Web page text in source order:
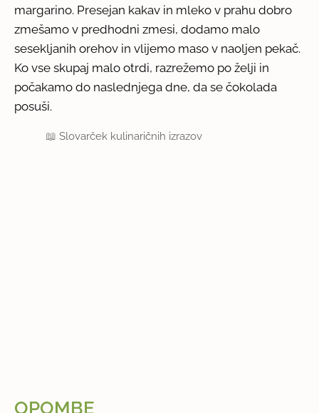
margarino. Presejan kakav in mleko v prahu dobro
zmešamo v predhodni zmesi, dodamo malo
sesekljanih orehov in vlijemo maso v naoljen pekač.
Ko vse skupaj malo otrdi, razrežemo po želji in
počakamo do naslednjega dne, da se čokolada
posuši.
📖Slovarček kulinaričnih izrazov
OPOMBE